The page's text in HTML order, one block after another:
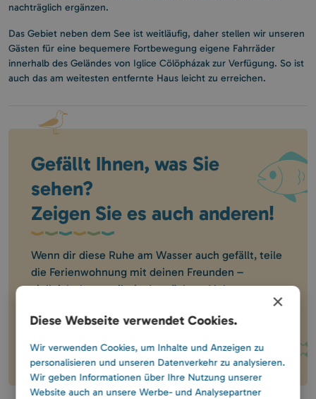
nachträglich ergänzen.
Das Gebiet neben dem See ist weitläufig, daher stellen wir unseren
Gästen für eine bequemere Fortbewegung eigene Fahrräder
innerhalb des Geländes von Iglice Cölöpházak zur Verfügung. So ist
auch das am weitesten entfernte Haus leicht zu erreichen.
Gefällt Ihnen, was Sie
sehen?
Zeigen Sie es auch anderen!
Wenn dir diese Ruhe am Wasser auch gefällt, teile
die Ferienwohnung mit deinen Freunden –
vielleicht kommt ihr ja das nächste Mal
Teilen
×
Diese Webseite verwendet Cookies.
Wir verwenden Cookies, um Inhalte und Anzeigen zu
personalisieren und unseren Datenverkehr zu analysieren.
Wir geben Informationen über Ihre Nutzung unserer
Website auch an unsere Werbe- und Analysepartner